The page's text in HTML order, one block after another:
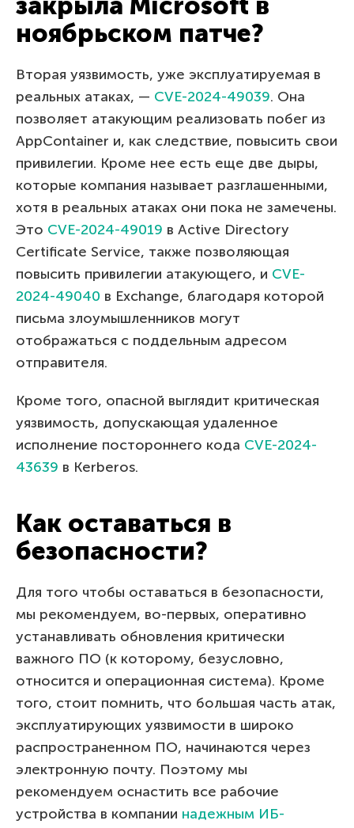
ноябрьском патче?
Вторая уязвимость, уже эксплуатируемая в
реальных атаках, — CVE-2024-49039. Она
позволяет атакующим реализовать побег из
AppContainer и, как следствие, повысить свои
привилегии. Кроме нее есть еще две дыры,
которые компания называет разглашенными,
хотя в реальных атаках они пока не замечены.
Это CVE-2024-49019 в Active Directory
Certificate Service, также позволяющая
повысить привилегии атакующего, и CVE-
2024-49040 в Exchange, благодаря которой
письма злоумышленников могут
отображаться с поддельным адресом
отправителя.
Кроме того, опасной выглядит критическая
уязвимость, допускающая удаленное
исполнение постороннего кода CVE-2024-
43639 в Kerberos.
Как оставаться в
безопасности?
Для того чтобы оставаться в безопасности,
мы рекомендуем, во-первых, оперативно
устанавливать обновления критически
важного ПО (к которому, безусловно,
относится и операционная система). Кроме
того, стоит помнить, что большая часть атак,
эксплуатирующих уязвимости в широко
распространенном ПО, начинаются через
электронную почту. Поэтому мы
рекомендуем оснастить все рабочие
устройства в компании надежным ИБ-